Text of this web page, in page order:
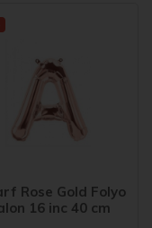
Rose Gold Folyo
16 inc 40 cm